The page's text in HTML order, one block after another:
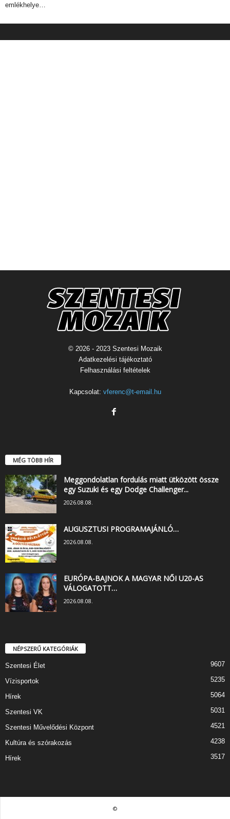
emlékhelye…
© 2026 - 2023 Szentesi Mozaik
Adatkezelési tájékoztató
Felhasználási feltételek
Kapcsolat: vferenc@t-email.hu
MÉG TÖBB HÍR
Meggondolatlan fordulás miatt ütközött össze
egy Suzuki és egy Dodge Challenger...
2026.08.08.
AUGUSZTUSI PROGRAMAJÁNLÓ…
2026.08.08.
EURÓPA-BAJNOK A MAGYAR NŐI U20-AS
VÁLOGATOTT…
2026.08.08.
NÉPSZERŰ KATEGÓRIÁK
Szentesi Élet 9607
Vízisportok 5235
Hírek 5064
Szentesi VK 5031
Szentesi Művelődési Központ 4521
Kultúra és szórakozás 4238
Hírek 3517
©